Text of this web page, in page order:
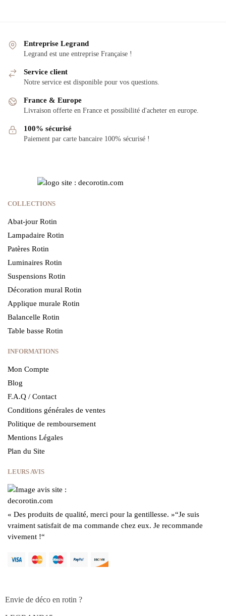
Entreprise Legrand
Legrand est une entreprise Française !
Service client
Notre service est disponible pour vos questions.
France & Europe
Livraison offerte en France et possibilité d'acheter en europe.
100% sécurisé
Paiement par carte bancaire 100% sécurisé !
COLLECTIONS
Abat-jour Rotin
Lampadaire Rotin
Patères Rotin
Luminaires Rotin
Suspensions Rotin
Décoration mural Rotin
Applique murale Rotin
Balancelle Rotin
Table basse Rotin
INFORMATIONS
Mon Compte
Blog
F.A.Q / Contact
Conditions générales de ventes
Politique de remboursement
Mentions Légales
Plan du Site
LEURS AVIS
« Des produits de qualité, merci pour la gentillesse. »“Je suis
vraiment satisfait de ma commande chez eux. Je recommande
vivement !“
Envie de déco en rotin ?